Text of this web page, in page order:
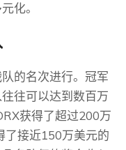
化。
的名次进行。冠军
往可以达到数百万
获得了超过200万
了接近150万美元的